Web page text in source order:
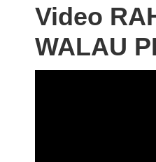
Video
WALAU